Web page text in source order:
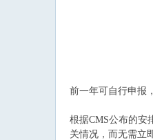
前一年可自行申报
根据CMS公布的安
关情况，而无需立